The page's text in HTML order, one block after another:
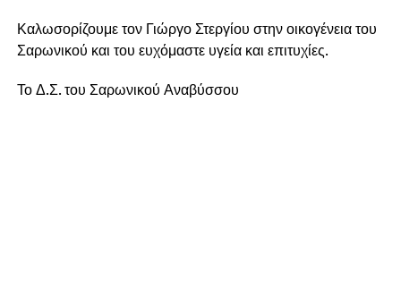
Καλωσορίζουμε τον Γιώργο Στεργίου στην οικογένεια του
Σαρωνικού και του ευχόμαστε υγεία και επιτυχίες.
Το Δ.Σ. του Σαρωνικού Αναβύσσου